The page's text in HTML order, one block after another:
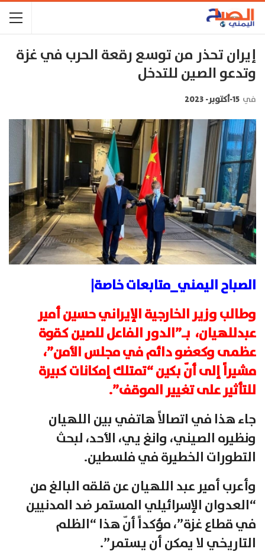
إيران تحذر من توسع رقعة الحرب في غزة
وتدعو الصين للتدخل
في 15-أكتوبر- 2023
الصباح اليمني_متابعات خاصة|
وطالب وزير الخارجية الإيراني حسين أمير
عبدللهيان، بـ”الدور الفاعل للصين كقوة
عظمى وكعضو دائم في مجلس الأمن”،
مشيراً إلى أنّ بكين “تمتلك إمكانات كبيرة
للتأثير على تغيير الموقف”.
جاء هذا في اتصالاً هاتفي بين اللهيان
ونظيره الصيني، وانغ يي، الأحد، لبحث
التطورات الخطيرة في فلسطين.
وأعرب أمير عبد اللهيان عن قلقه البالغ من
“العدوان الإسرائيلي المستمر ضد المدنيين
في قطاع غزة”، مؤكداً أنّ هذا “الظلم
التاريخي لا يمكن أن يستمر”.